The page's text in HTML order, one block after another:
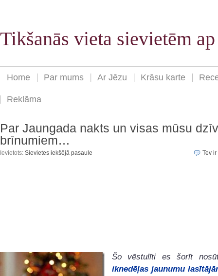
Tikšanās vieta sievietēm
Home Par mums Ar Jēzu Krāsu karte
Reklāma
Par Jaungada nakts un visas mūsu
brīnumiem…
Ievietots: Sievietes iekšējā pasaule Tev ir
Šo vēstulīti es šorīt
iknedēļas jaunumu